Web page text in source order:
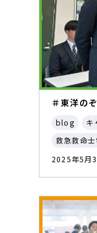
＃東洋の
blog
キ
救急救命
2025年5月